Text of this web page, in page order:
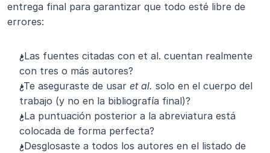
entrega final para garantizar que todo esté libre de
errores:
¿Las fuentes citadas con et al. cuentan realmente
con tres o más autores?
¿Te aseguraste de usar et al. solo en el cuerpo del
trabajo (y no en la bibliografía final)?
¿La puntuación posterior a la abreviatura está
colocada de forma perfecta?
¿Desglosaste a todos los autores en el listado de